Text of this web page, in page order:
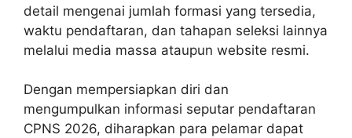
detail mengenai jumlah formasi yang tersedia,
waktu pendaftaran, dan tahapan seleksi lainnya
melalui media massa ataupun website resmi.
Dengan mempersiapkan diri dan
mengumpulkan informasi seputar pendaftaran
CPNS 2026, diharapkan para pelamar dapat